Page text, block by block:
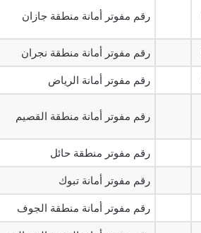
رقم مفوتر أمانة منطقة جازان
رقم مفوتر أمانة منطقة نجران
رقم مفوتر أمانة الرياض
رقم مفوتر أمانة منطقة القصيم
رقم مفوتر منطقة حائل
رقم مفوتر أمانة تبوك
رقم مفوتر أمانة منطقة الجوف